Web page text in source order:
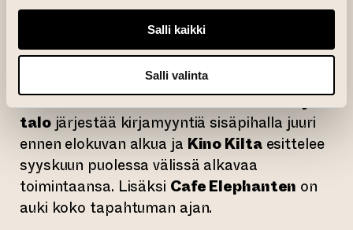
Salli kaikki
Salli valinta
Kriittisen gallerian näyttelyssä voi
Paavo Paununja
Jarkko Rantasenmaalauksiin. Molemmat
galleriat pitävät poikkeuksellisesti ovet
avoinna aina elokuvan alkuun saakka.Kirjan
talojärjestää kirjamyyntiä sisäpihalla juuri
ennen elokuvan alkua ja Kino Kiltaesittelee
syyskuun puolessa välissä alkavaa
toimintaansa. Lisäksi Cafe Elephanten on
auki koko tapahtuman ajan.